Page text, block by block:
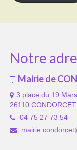
Notre
Mairie de
3 place du 19
26110 CONDORCET
04 75 27 73 54